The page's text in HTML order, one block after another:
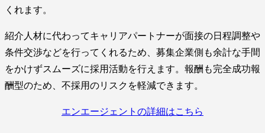
くれます。
紹介人材に代わってキャリアパートナーが面接の日程調整や
条件交渉などを行ってくれるため、募集企業側も余計な手間
をかけずスムーズに採用活動を行えます。報酬も完全成功報
酬型のため、不採用のリスクを軽減できます。
エンエージェントの詳細はこちら